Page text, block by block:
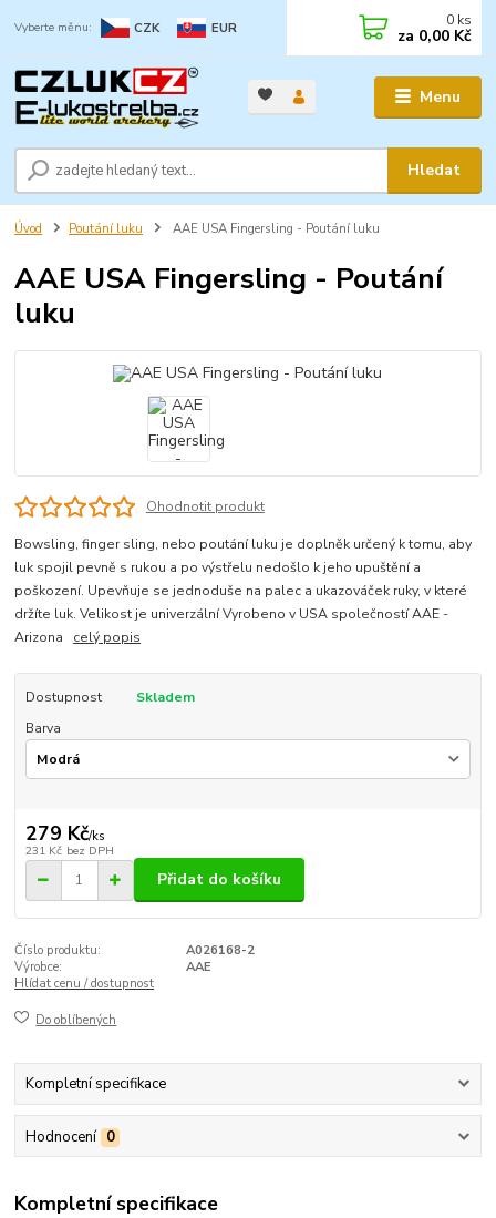
Menu
CZK EUR
Hledat
0 ks
za 0,00 Kč
Úvod Poutání luku AAE USA Fingersling - Poutání luku
AAE USA Fingersling - Poutání
luku
Ohodnotit produkt
Bowsling, finger sling, nebo poutání luku je doplněk určený k tomu, aby
luk spojil pevně s rukou a po výstřelu nedošlo k jeho upuštění a
poškození. Upevňuje se jednoduše na palec a ukazováček ruky, v které
držíte luk. Velikost je univerzální Vyrobeno v USA společností AAE -
Arizona celý popis
Dostupnost
Skladem
Barva
279 Kč/ks
231 Kč bez DPH
Přidat do košíku
Číslo produktu:
A026168-2
Výrobce:
AAE
Hlídat cenu / dostupnost
Do oblíbených
Kompletní specifikace
Hodnocení 0
Kompletní specifikace